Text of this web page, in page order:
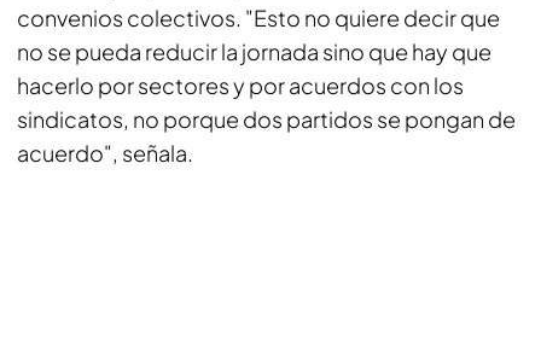
convenios colectivos. "Esto no quiere decir que
no se pueda reducir la jornada sino que hay que
hacerlo por sectores y por acuerdos con los
sindicatos, no porque dos partidos se pongan de
acuerdo", señala.